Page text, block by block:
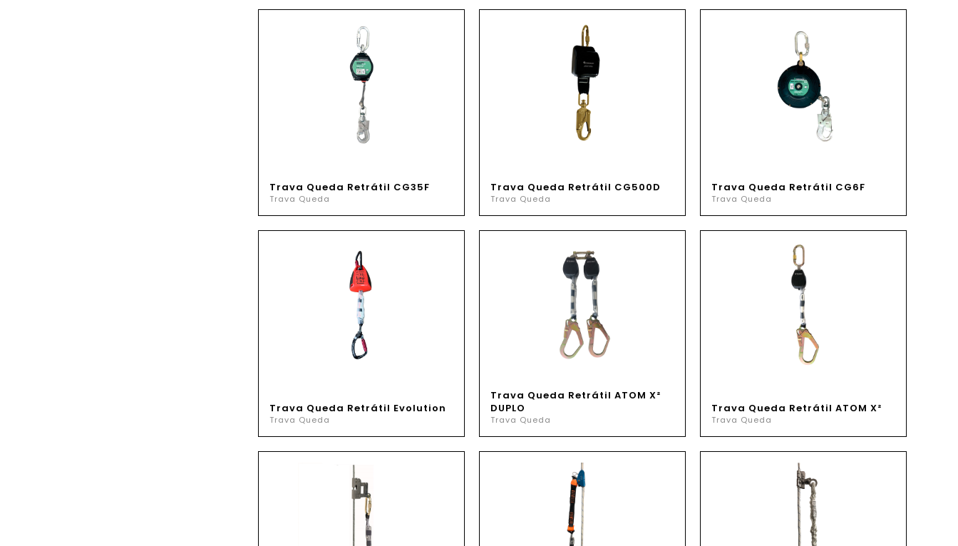
Trava Queda Retrátil CG35F
Trava Queda
Trava Queda Retrátil CG500D
Trava Queda
Trava Queda Retrátil CG6F
Trava Queda
Trava Queda Retrátil Evolution
Trava Queda
Trava Queda Retrátil ATOM X²
DUPLO
Trava Queda
Trava Queda Retrátil ATOM X²
Trava Queda